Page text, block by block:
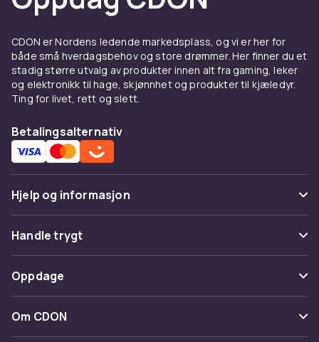
høye midjebukser. Collegegensere gir renere
Strikk og kofter
Strikkede gensere i merinoull gir oppkledd
komfort. Kofter med glidelås eller knapper er
praktiske lag. Oversized strikk gir omboet look.
Kombiner med
sommarkvelder. Med
Kjøp på CDON
Utforskdameklær. Trygt kjøp.
CDON er Nordens ledende markedsplass, og vi er her for
både små hverdagsbehov og store drømmer. Her finner du et
stadig større utvalg av produkter innen alt fra gaming, leker
og elektronikk til hage, skjønnhet og produkter til kjæledyr.
Ting for livet, rett og slett.
Betalingsalternativ
Hjelp og informasjon
Vanlige spørsmål
Spor pakke
Angre & returner her
Kontakt oss
Handle trygt
Betaling
Levering
Oppdage
Kategorier
Om CDON